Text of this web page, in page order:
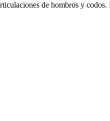
de hombros y